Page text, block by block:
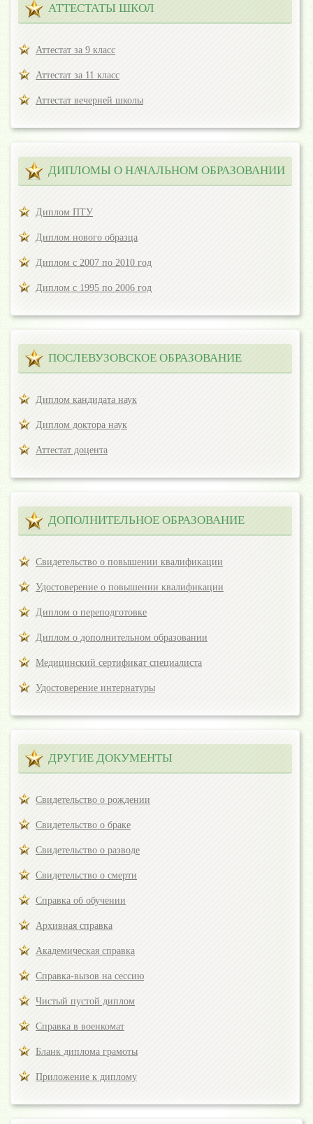
АТТЕСТАТЫ ШКОЛ
Аттестат за 9 класс
Аттестат за 11 класс
Аттестат вечерней школы
ДИПЛОМЫ О НАЧАЛЬНОМ ОБРАЗОВАНИИ
Диплом ПТУ
Диплом нового образца
Диплом с 2007 по 2010 год
Диплом с 1995 по 2006 год
ПОСЛЕВУЗОВСКОЕ ОБРАЗОВАНИЕ
Диплом кандидата наук
Диплом доктора наук
Аттестат доцента
ДОПОЛНИТЕЛЬНОЕ ОБРАЗОВАНИЕ
Свидетельство о повышении квалификации
Удостоверение о повышении квалификации
Диплом о переподготовке
Диплом о дополнительном образовании
Медицинский сертификат специалиста
Удостоверение интернатуры
ДРУГИЕ ДОКУМЕНТЫ
Свидетельство о рождении
Свидетельство о браке
Свидетельство о разводе
Свидетельство о смерти
Справка об обучении
Архивная справка
Академическая справка
Справка-вызов на сессию
Чистый пустой диплом
Справка в военкомат
Бланк диплома грамоты
Приложение к диплому